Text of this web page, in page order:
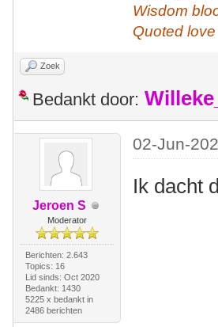
Wisdom
Quoted
Zoek
Bedankt door:
Jeroen S
Moderator
Berichten: 2.643
Topics: 16
Lid sinds: Oct 2020
Bedankt: 1430
5225 x bedankt in
2486 berichten
02-Jun-
Ik dacht